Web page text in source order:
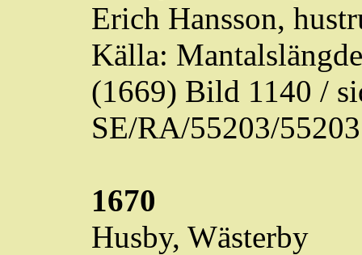
Erich Hansson,
Källa:
(1669) Bild 1140 /
SE/RA/55203/
1670
Husby, Wästerby